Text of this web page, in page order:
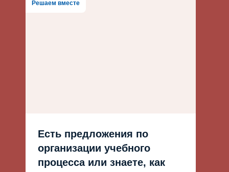
Решаем вместе
Есть предложения по
организации учебного
процесса или знаете, как